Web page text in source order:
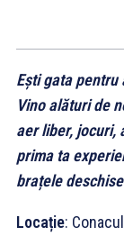
Ești gata
Vino alături de
aer liber, jocuri,
prima ta
brațele
Locație: